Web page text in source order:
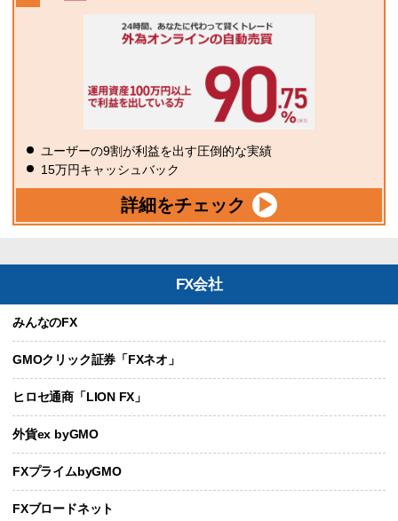
ユーザーの9割が利益を出す圧倒的な実績
15万円キャッシュバック
詳細をチェック
FX会社
みんなのFX
GMOクリック証券「FXネオ」
ヒロセ通商「LION FX」
外貨ex byGMO
FXプライムbyGMO
FXブロードネット